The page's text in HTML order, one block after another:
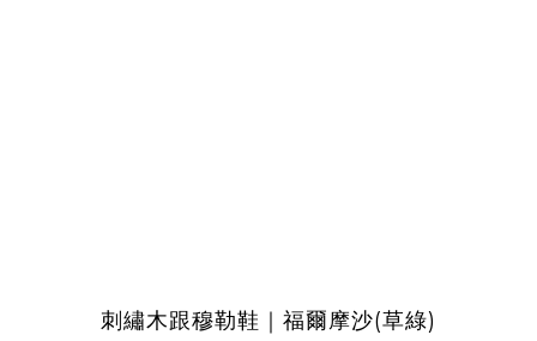
刺繡木跟穆勒鞋｜福爾摩沙(草綠)